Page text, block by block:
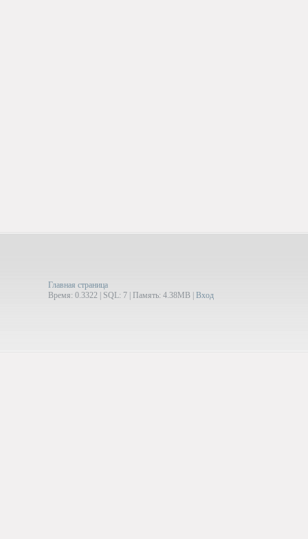
Главная страница
Время: 0.3322 | SQL: 7 | Память: 4.38MB Вход